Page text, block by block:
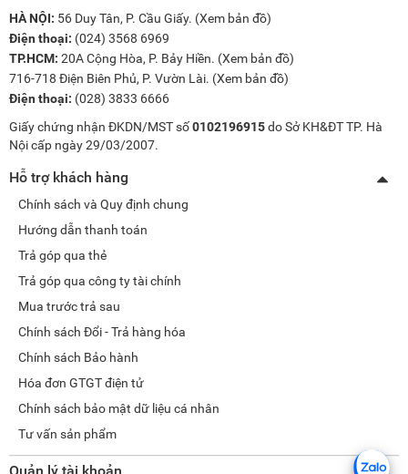
HÀ NỘI: 56 Duy Tân, P. Cầu Giấy. (Xem bản đồ)
Điện thoại: (024) 3568 6969
TP.HCM: 20A Cộng Hòa, P. Bảy Hiền. (Xem bản đồ)
716-718 Điện Biên Phủ, P. Vườn Lài. (Xem bản đồ)
Điện thoại: (028) 3833 6666
Giấy chứng nhận ĐKDN/MST số0102196915do Sở KH&ĐT TP. Hà
Nội cấp ngày 29/03/2007.
Hỗ trợ khách hàng
Chính sách và Quy định chung
Hướng dẫn thanh toán
Trả góp qua thẻ
Trả góp qua công ty tài chính
Mua trước trả sau
Chính sách Đổi - Trả hàng hóa
Chính sách Bảo hành
Hóa đơn GTGT điện tử
Chính sách bảo mật dữ liệu cá nhân
Tư vấn sản phẩm